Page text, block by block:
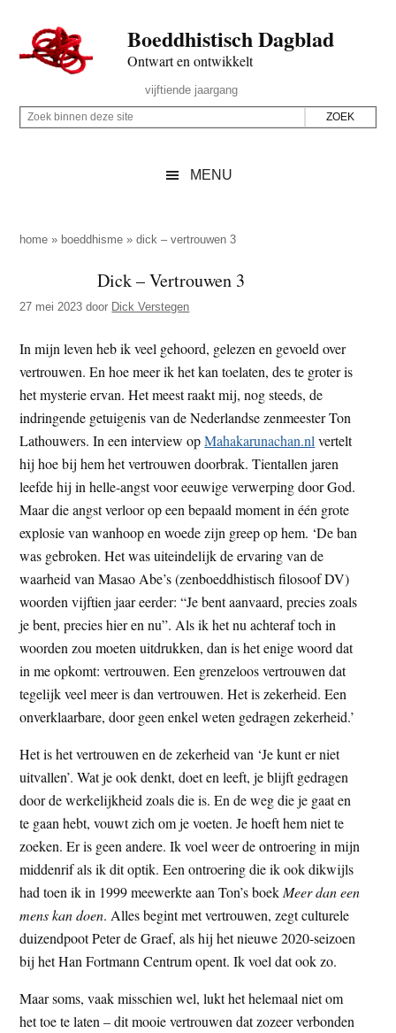
naar
de
inhoud
secondary
naar
de
sidebar
naar
de
Boeddhistisch Dagblad
Ontwart en ontwikkelt
Rechts
vijftiende jaargang
Z
p
z
e
s
i
t
e
Z
i
e
d
e
z
e
s
i
t
e
MENU
home » boeddhisme »dick – vertrouwen 3
Dick – Vertrouwen 3
27 mei 2023 door Dick Verstegen
In mijn leven heb ik veel gehoord, gelezen en gevoeld over
vertrouwen. En hoe meer ik het kan toelaten, des te groter is
het mysterie ervan. Het meest raakt mij, nog steeds, de
indringende getuigenis van de Nederlandse zenmeester Ton
Lathouwers. In een interview opMahakarunachan.nl vertelt
hij hoe bij hem het vertrouwen doorbrak. Tientallen jaren
leefde hij in helle-angst voor eeuwige verwerping door God.
Maar die angst verloor op een bepaald moment in één grote
explosie van wanhoop en woede zijn greep op hem. ‘De ban
was gebroken. Het was uiteindelijk de ervaring van de
waarheid van Masao Abe’s (zenboeddhistisch filosoof DV)
woorden vijftien jaar eerder: “Je bent aanvaard, precies zoals
je bent, precies hier en nu”. Als ik het nu achteraf toch in
woorden zou moeten uitdrukken, dan is het enige woord dat
in me opkomt: vertrouwen. Een grenzeloos vertrouwen dat
tegelijk veel meer is dan vertrouwen. Het is zekerheid. Een
onverklaarbare, door geen enkel weten gedragen zekerheid.’
Het is het vertrouwen en de zekerheid van ‘Je kunt er niet
uitvallen’. Wat je ook denkt, doet en leeft, je blijft gedragen
door de werkelijkheid zoals die is. En de weg die je gaat en
te gaan hebt, vouwt zich om je voeten. Je hoeft hem niet te
zoeken. Er is geen andere. Ik voel weer de ontroering in mijn
middenrif als ik dit optik. Een ontroering die ik ook dikwijls
had toen ik in 1999 meewerkte aan Ton’s boek Meer dan een
mens kan doen. Alles begint met vertrouwen, zegt culturele
duizendpoot Peter de Graef, als hij het nieuwe 2020-seizoen
bij het Han Fortmann Centrum opent. Ik voel dat ook zo.
Maar soms, vaak misschien wel, lukt het helemaal niet om
het toe te laten – dit mooie vertrouwen dat zozeer verbonden